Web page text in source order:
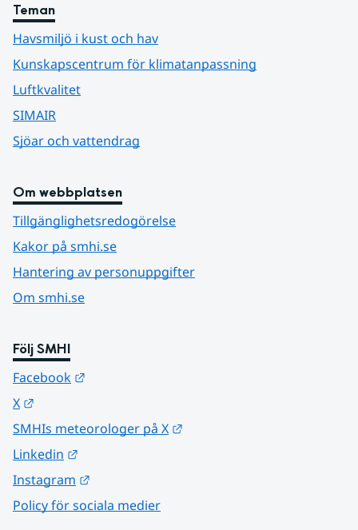
Teman
Havsmiljö i kust och hav
Kunskapscentrum för klimatanpassning
Luftkvalitet
SIMAIR
Sjöar och vattendrag
Om webbplatsen
Tillgänglighetsredogörelse
Kakor på smhi.se
Hantering av personuppgifter
Om smhi.se
Följ SMHI
Facebook
X
SMHIs meteorologer på X
Linkedin
Instagram
Policy för sociala medier